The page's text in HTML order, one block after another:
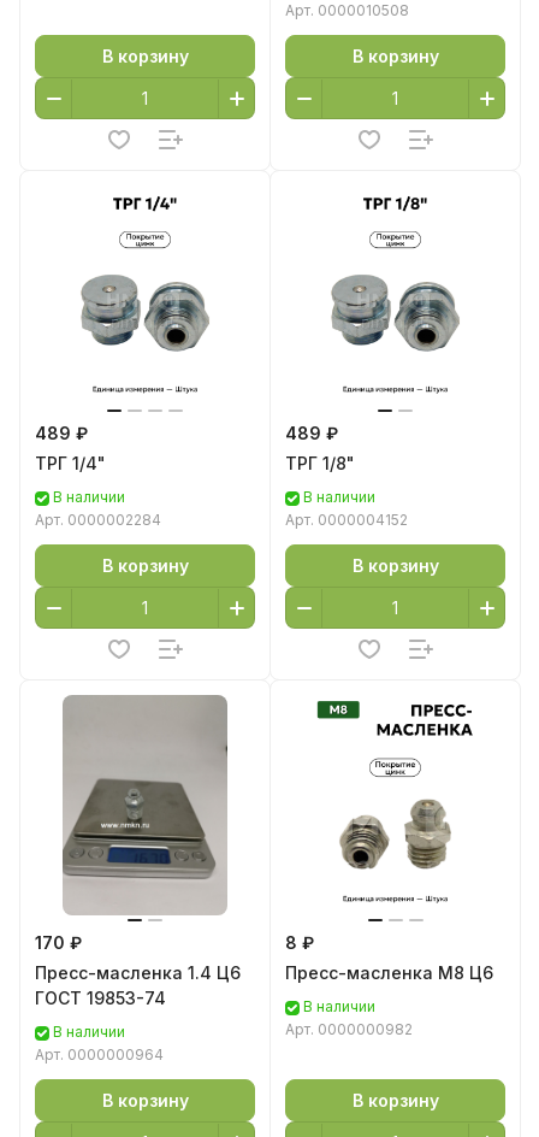
В корзину
Арт. 0000010508
В корзину
489 ₽
ТРГ 1/4"
В наличии
Арт. 0000002284
В корзину
489 ₽
ТРГ 1/8"
В наличии
Арт. 0000004152
В корзину
170 ₽
Пресс-масленка 1.4 Ц6
ГОСТ 19853-74
В наличии
Арт. 0000000964
В корзину
8 ₽
Пресс-масленка М8 Ц6
В наличии
Арт. 0000000982
В корзину